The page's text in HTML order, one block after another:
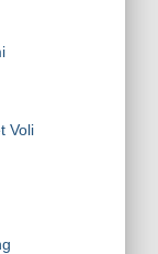
Voli